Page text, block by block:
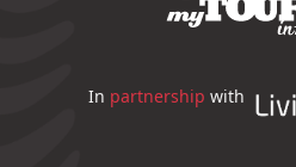
In partnership with